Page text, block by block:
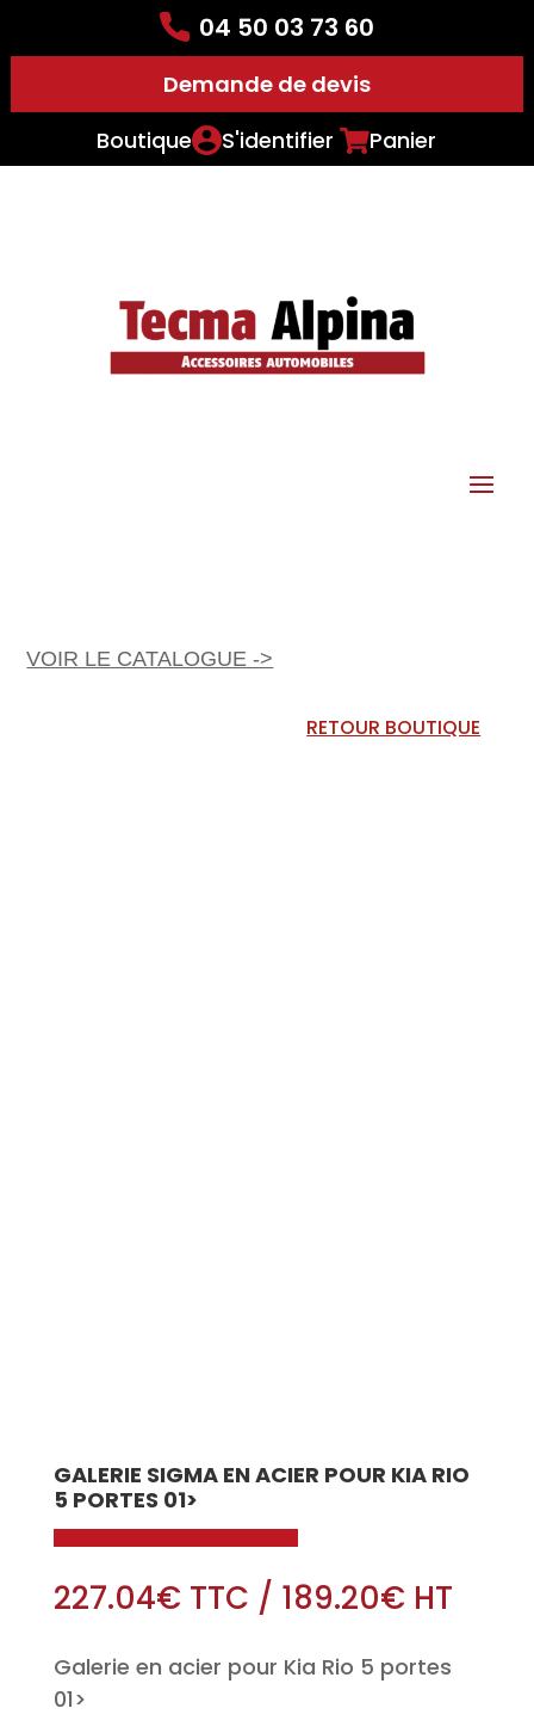
04 50 03 73 60
Demande de devis
Boutique
S'identifier Panier
VOIR LE CATALOGUE ->
RETOUR BOUTIQUE
GALERIE SIGMA EN ACIER POUR KIA RIO
5 PORTES 01>
227.04€TTC / 189.20€HT
Galerie en acier pour Kia Rio 5 portes
01>